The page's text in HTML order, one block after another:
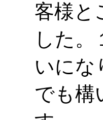
客様と
した
いにな
でも構